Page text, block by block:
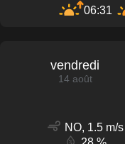
06:31
vendredi
14 août
NO, 1.5 m/s